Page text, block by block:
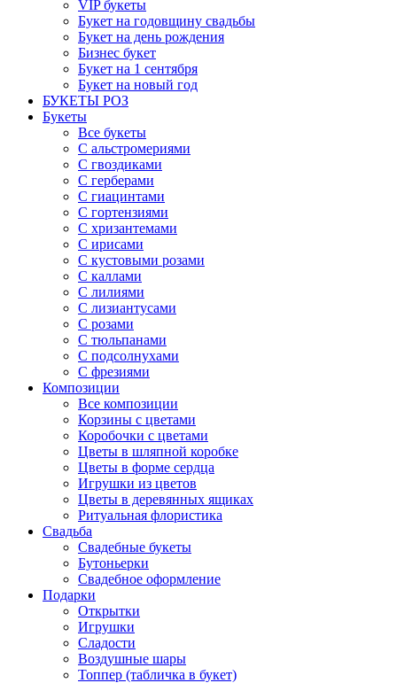
VIP букеты
Букет на годовщину свадьбы
Букет на день рождения
Бизнес букет
Букет на 1 сентября
Букет на новый год
БУКЕТЫ РОЗ
Букеты
Все букеты
С альстромериями
С гвоздиками
С герберами
С гиацинтами
С гортензиями
С хризантемами
С ирисами
С кустовыми розами
С каллами
С лилиями
С лизиантусами
С розами
С тюльпанами
С подсолнухами
С фрезиями
Композиции
Все композиции
Корзины с цветами
Коробочки с цветами
Цветы в шляпной коробке
Цветы в форме сердца
Игрушки из цветов
Цветы в деревянных ящиках
Ритуальная флористика
Свадьба
Свадебные букеты
Бутоньерки
Свадебное оформление
Подарки
Открытки
Игрушки
Сладости
Воздушные шары
Топпер (табличка в букет)